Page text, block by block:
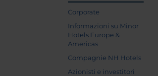
Corporate
Informazioni su Minor
Hotels Europe &
Americas
Compagnie NH Hotels
Azionisti e investitori